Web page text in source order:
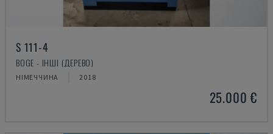
S 111-4
BOGE - ІНШІ (ДЕРЕВО)
НІМЕЧЧИНА 2018
25.000 €